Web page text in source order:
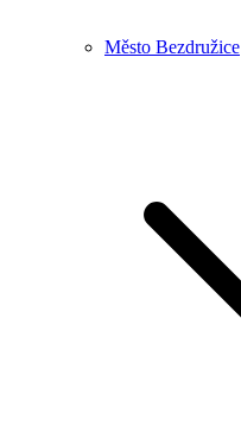
Město Bezdružice